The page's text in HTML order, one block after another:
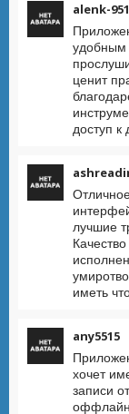
alenk-
удобным
ценит
доступ к
лучшие
иметь
any5515
хочет
записи